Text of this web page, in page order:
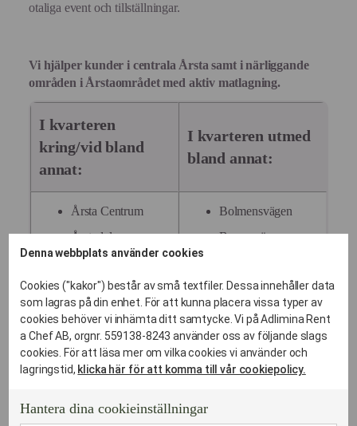
otaliga event och tillställningar.
Vi hjälper kunder i centrala Årsta samt i närliggande
områden i Årstaområdet med aktiv matlagning.
I kvarteren
kring/vid bland
annat:
I kvarteren utmed
bland annat:
Årsta Centrum
Årstadal
Årstafältet
Årstadal
Årstaberg
Storängsparken
Årstastråket
Valla Torg
Bolmensvägen
Borensvägen
Gullmarsvägen
Hjälmarsvägen
Kolsnarsvägen
Bråviksvägen
Denna webbplats använder cookies
Cookies ("kakor") består av små textfiler. Dessa innehåller data
som lagras på din enhet. För att kunna placera vissa typer av
cookies behöver vi inhämta ditt samtycke. Vi på Adlimina Rent
a Chef AB, orgnr. 559138-8243 använder oss av följande slags
cookies. För att läsa mer om vilka cookies vi använder och
lagringstid, klicka här för att komma till vår cookiepolicy.
Hantera dina cookieinställningar